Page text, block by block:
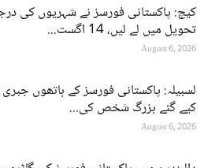
کیچ: پاکستانی فورسز نے شہریوں کی
تحویل میں لے لیں، 14 اگست...
August 6, 2026
لسبیلہ: پاکستانی فورسز کے ہاتھوں جبری
کیے گئے بزرگ شخص کی...
August 6, 2026